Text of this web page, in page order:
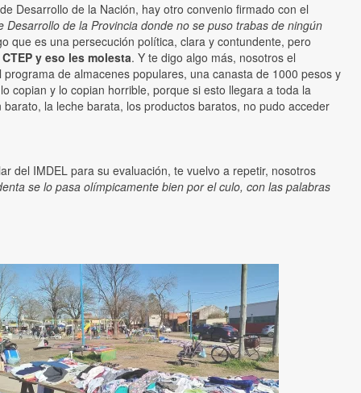
Desarrollo de la Nación, hay otro convenio firmado con el
de la Provincia donde no se puso trabas de ningún
que es una persecución política, clara y contundente, pero
y eso les molesta. Y te digo algo más, nosotros el
de almacenes populares, una canasta de 1000 pesos y
copian y lo copian horrible, porque si esto llegara a toda la
la leche barata, los productos baratos, no pudo acceder
del IMDEL para su evaluación, te vuelvo a repetir, nosotros
se lo pasa olímpicamente bien por el culo, con las palabras